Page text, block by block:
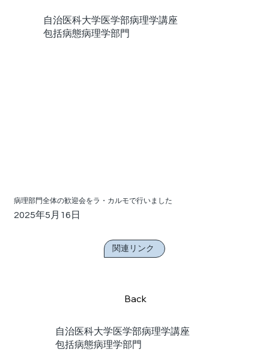
自治医科大学医学部病理学講座
包括病態病理学部門
2025年5月16日
病理部門全体の歓迎会をラ・カルモで行いました
関連リンク
Back
自治医科大学医学部病理学講座
包括病態病理学部門